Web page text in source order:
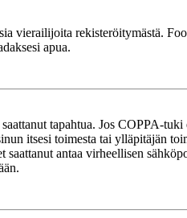
vierailijoita rekisteröitymästä.
apua.
tapahtua. Jos COPPA-
itsesi toimesta tai ylläpitäjän
antaa virheellisen